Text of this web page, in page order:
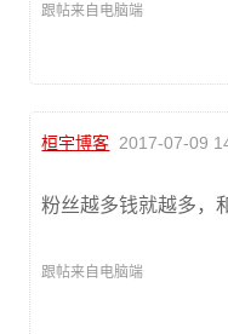
跟帖来自电脑端
桓宇博客 2017-07-09
粉丝越多钱就越多，
跟帖来自电脑端